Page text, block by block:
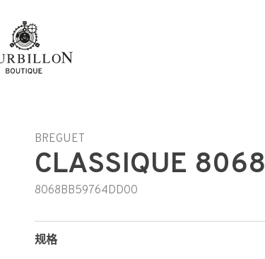
BREGUET
CLASSIQUE 8068
8068BB59764DD00
规格